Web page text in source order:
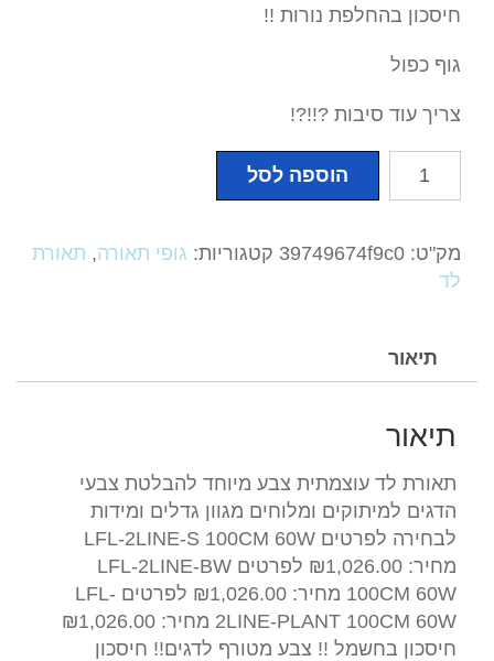
חיסכון בהחלפת נורות !!
גוף כפול
צריך עוד סיבות ?!!?!
תאורת
לד
גוף
כפול
לאקווריומי
ציקלידים
מרינות
LFL
הוספה לסל
מק"ט: 39749674f9c0 קטגוריות: גופי תאורה, תאורת
לד
תיאור
תיאור
תאורת לד עוצמתית צבע מיוחד להבלטת צבעי
הדגים למיתוקים ומלוחים מגוון גדלים ומידות
לבחירה לפרטים LFL-2LINE-S 100CM 60W
מחיר: ₪1,026.00 לפרטים LFL-2LINE-BW
100CM 60W מחיר: ₪1,026.00 לפרטים LFL-
2LINE-PLANT 100CM 60W מחיר: ₪1,026.00
חיסכון בחשמל !! צבע מטורף לדגים!! חיסכון